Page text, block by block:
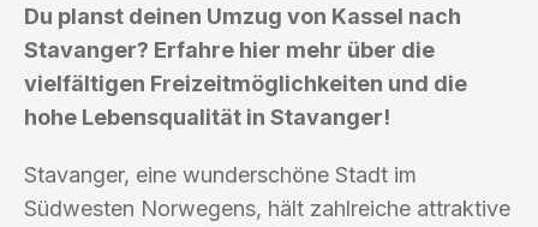
Du planst deinen Umzug von Kassel nach
Stavanger? Erfahre hier mehr über die
vielfältigen Freizeitmöglichkeiten und die
hohe Lebensqualität in Stavanger!
Stavanger, eine wunderschöne Stadt im
Südwesten Norwegens, hält zahlreiche attraktive